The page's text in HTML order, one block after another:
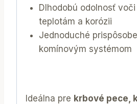
Dlhodobú odolnosť
teplotám a korózii
Jednoduché
komínovým systémom
Ideálna pre krbové pece,